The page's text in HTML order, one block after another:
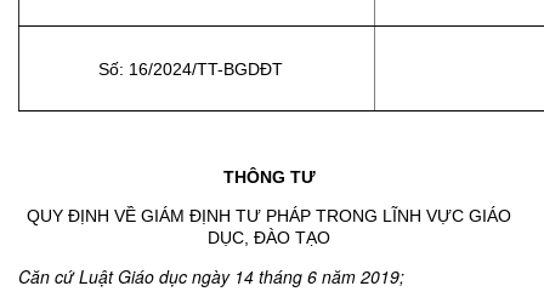
Số: 16/2024/TT-BGDĐT
THÔNG TƯ
QUY ĐỊNH VỀ GIÁM ĐỊNH TƯ PHÁP TRONG LĨNH VỰC GIÁO
DỤC, ĐÀO TẠO
Căn cứ Luật Giáo dục ngày 14 tháng 6 năm 2019;